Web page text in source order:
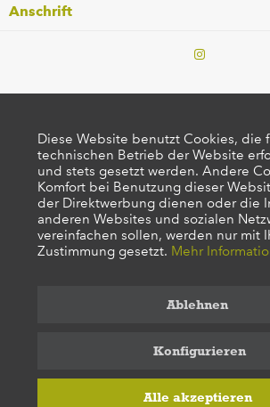
Anschrift
Diese Website benutzt Cookies, die
technischen Betrieb der Website
und stets gesetzt werden. Andere
Komfort bei Benutzung dieser
der Direktwerbung dienen oder die
anderen Websites und sozialen
vereinfachen sollen, werden nur mit
Zustimmung gesetzt. Mehr
Alle akzeptieren
Konfigurieren
Ablehnen